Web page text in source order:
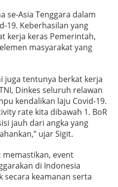
se-Asia Tenggara dalam
19. Keberhasilan yang
kerja keras Pemerintah,
masyarakat yang
juga tentunya berkat kerja
Dinkes seluruh relawan
kendalikan laju Covid-19.
rate kita dibawah 1. BoR
jauh dari angka yang
ujar Sigit.
memastikan, event
di Indonesia
secara keamanan serta